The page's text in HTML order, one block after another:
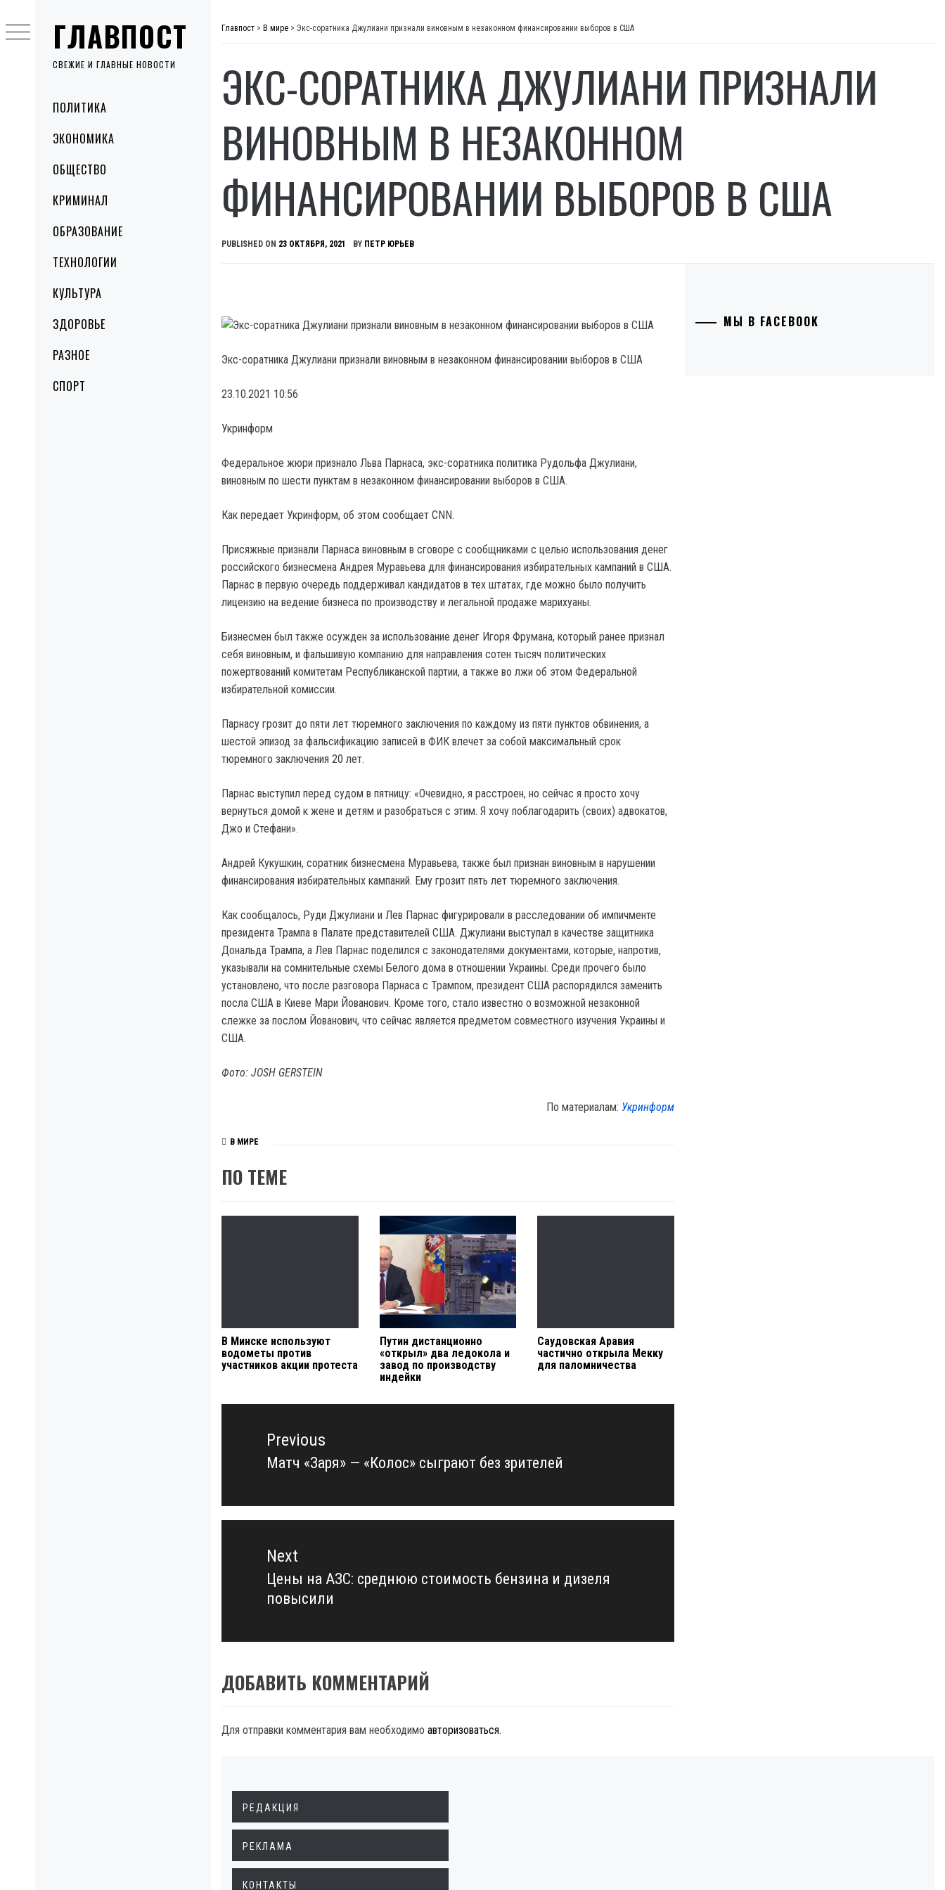
ГЛАВПОСТ
СВЕЖИЕ И ГЛАВНЫЕ НОВОСТИ
MenuПОЛИТИКА
ЭКОНОМИКА
ОБЩЕСТВО
КРИМИНАЛ
ОБРАЗОВАНИЕ
ТЕХНОЛОГИИ
КУЛЬТУРА
ЗДОРОВЬЕ
РАЗНОЕ
СПОРТ
to
content
Главпост > В мире > Экс-соратника Джулиани признали виновным в незаконном финансировании выборов в США
ЭКС-СОРАТНИКА ДЖУЛИАНИ ПРИЗНАЛИ
ВИНОВНЫМ В НЕЗАКОННОМ
ФИНАНСИРОВАНИИ ВЫБОРОВ В США
PUBLISHED ON 23 ОКТЯБРЯ, 2021 BY ПЕТР ЮРЬЕВ
Экс-соратника Джулиани признали виновным в незаконном финансировании выборов в США
23.10.2021 10:56
Укринформ
Федеральное жюри признало Льва Парнаса, экс-соратника политика Рудольфа Джулиани,
виновным по шести пунктам в незаконном финансировании выборов в США.
Как передает Укринформ, об этом сообщает CNN.
Присяжные признали Парнаса виновным в сговоре с сообщниками с целью использования денег
российского бизнесмена Андрея Муравьева для финансирования избирательных кампаний в США.
Парнас в первую очередь поддерживал кандидатов в тех штатах, где можно было получить
лицензию на ведение бизнеса по производству и легальной продаже марихуаны.
Бизнесмен был также осужден за использование денег Игоря Фрумана, который ранее признал
себя виновным, и фальшивую компанию для направления сотен тысяч политических
пожертвований комитетам Республиканской партии, а также во лжи об этом Федеральной
избирательной комиссии.
Парнасу грозит до пяти лет тюремного заключения по каждому из пяти пунктов обвинения, а
шестой эпизод за фальсификацию записей в ФИК влечет за собой максимальный срок
тюремного заключения 20 лет.
Парнас выступил перед судом в пятницу: «Очевидно, я расстроен, но сейчас я просто хочу
вернуться домой к жене и детям и разобраться с этим. Я хочу поблагодарить (своих) адвокатов,
Джо и Стефани».
Андрей Кукушкин, соратник бизнесмена Муравьева, также был признан виновным в нарушении
финансирования избирательных кампаний. Ему грозит пять лет тюремного заключения.
Как сообщалось, Руди Джулиани и Лев Парнас фигурировали в расследовании об импичменте
президента Трампа в Палате представителей США. Джулиани выступал в качестве защитника
Дональда Трампа, а Лев Парнас поделился с законодателями документами, которые, напротив,
указывали на сомнительные схемы Белого дома в отношении Украины. Среди прочего было
установлено, что после разговора Парнаса с Трампом, президент США распорядился заменить
посла США в Киеве Мари Йованович. Кроме того, стало известно о возможной незаконной
слежке за послом Йованович, что сейчас является предметом совместного изучения Украины и
США.
Фото: JOSH GERSTEIN
По материалам: Укринформ
В МИРЕ
ПО ТЕМЕ
В Минске используют
водометы против
участников акции протеста
Путин дистанционно
«открыл» два ледокола и
завод по производству
индейки
Саудовская Аравия
частично открыла Мекку
для паломничества
Навигация
записямPrevious
Previous
Матч «Заря» — «Колос» сыграют без зрителей
Next
Next
post:
Цены на АЗС: среднюю стоимость бензина и дизеля
повысили
ДОБАВИТЬ КОММЕНТАРИЙ
Для отправки комментария вам необходимо авторизоваться.
МЫ В FACEBOOK
РЕДАКЦИЯ
РЕКЛАМА
КОНТАКТЫ